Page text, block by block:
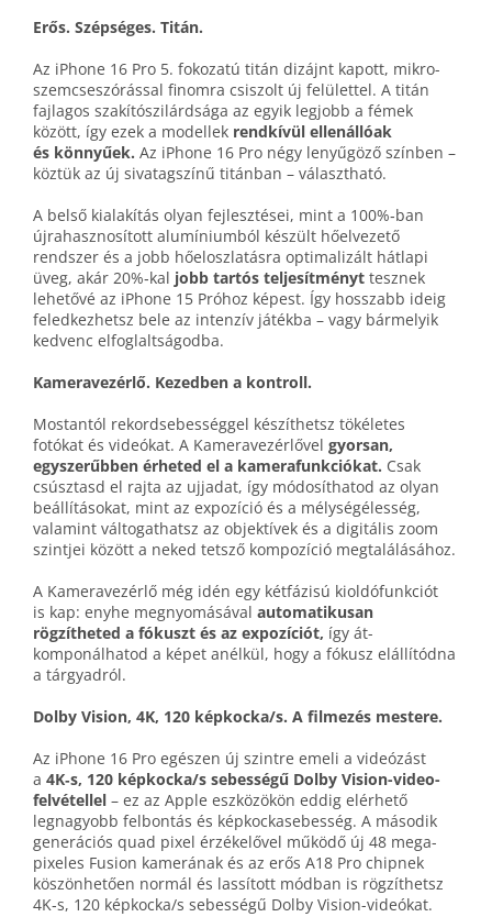
Erős. Szépséges. Titán.
Az iPhone 16 Pro 5. fokozatú titán dizájnt kapott, mikro­
szemcse­szórással finomra csiszolt új felülettel. A titán
fajlagos szakító­szilárdsága az egyik legjobb a fémek
között, így ezek a modellek rendkívül ellenállóak
és könnyűek. Az iPhone 16 Pro négy lenyűgöző színben –
köztük az új sivatag­színű titánban – választható.
A belső kialakítás olyan fejlesztései, mint a 100%‑ban
újra­hasznosított alumíniumból készült hő­elvezető
rendszer és a jobb hő­eloszlatásra optimalizált hátlapi
üveg, akár 20%‑kal jobb tartós teljesítményt tesznek
lehetővé az iPhone 15 Próhoz képest. Így hosszabb ideig
feledkezhetsz bele az intenzív játékba – vagy bármelyik
kedvenc elfoglaltságodba.
Kameravezérlő. Kezedben a kontroll.
Mostantól rekord­sebességgel készíthetsz tökéletes
fotókat és videókat. A Kamera­vezérlővel gyorsan,
egyszerűbben érheted el a kamera­funkciókat. Csak
csúsztasd el rajta az ujjadat, így módosíthatod az olyan
beállításokat, mint az expozíció és a mélység­élesség,
valamint váltogat­hatsz az objektívek és a digitális zoom
szintjei között a neked tetsző kompozíció megtalálásához.
A Kamera­vezérlő még idén egy kétfázisú kioldó­funkciót
is kap: enyhe meg­nyomásával automatikusan
rögzítheted a fókuszt és az expozíciót, így át­
komponálhatod a képet anélkül, hogy a fókusz elállítódna
a tárgyadról.
Dolby Vision, 4K, 120 képkocka/s. A filmezés mestere.
Az iPhone 16 Pro egészen új szintre emeli a videózást
a 4K‑s, 120 képkocka/s sebességű Dolby Vision-video­
felvétellel – ez az Apple eszközökön eddig elérhető
legnagyobb felbontás és képkocka­sebesség. A második
generációs quad pixel érzékelővel működő új 48 mega­
pixeles Fusion kamerának és az erős A18 Pro chipnek
köszönhetően normál és lassított módban is rögzíthetsz
4K‑s, 120 képkocka/s sebességű Dolby Vision-videókat.